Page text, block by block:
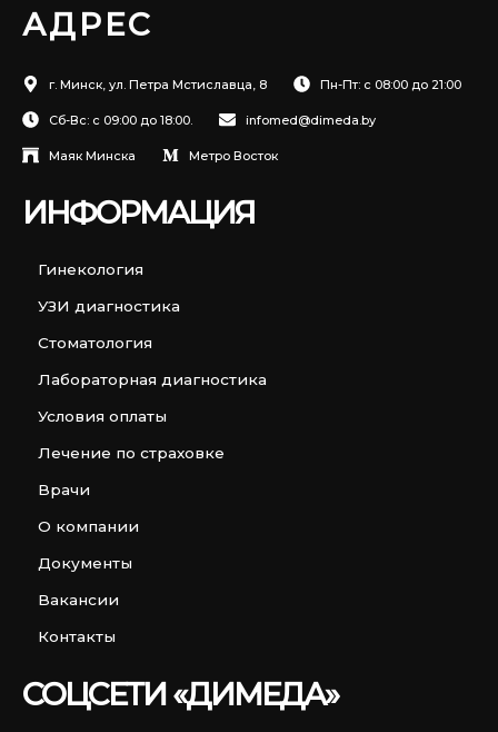
АДРЕС
г. Минск, ул. Петра Мстиславца, 8 Пн-Пт: с 08:00 до 21:00
Сб-Вс: с 09:00 до 18:00. infomed@dimeda.by
Маяк Минска Метро Восток
ИНФОРМАЦИЯ
Гинекология
УЗИ диагностика
Стоматология
Лабораторная диагностика
Условия оплаты
Лечение по страховке
Врачи
О компании
Документы
Вакансии
Контакты
СОЦСЕТИ «ДИМЕДА»